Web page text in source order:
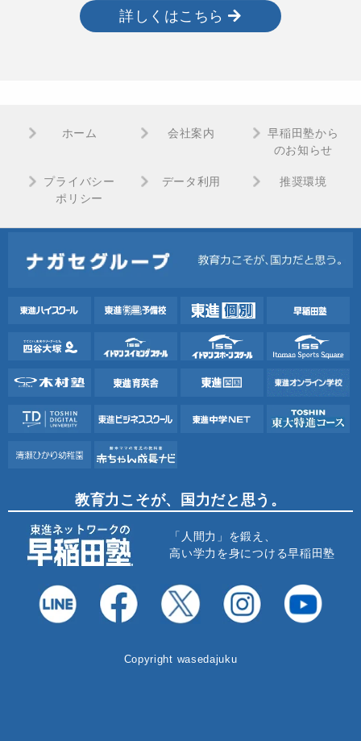
詳しくはこちら
ホーム 会社案内
早稲田塾から
のお知らせ
プライバシー
ポリシー
データ利用 推奨環境
教育力こそが、国力だと思う。
「人間力」を鍛え、
高い学力を身につける早稲田塾
Copyright wasedajuku